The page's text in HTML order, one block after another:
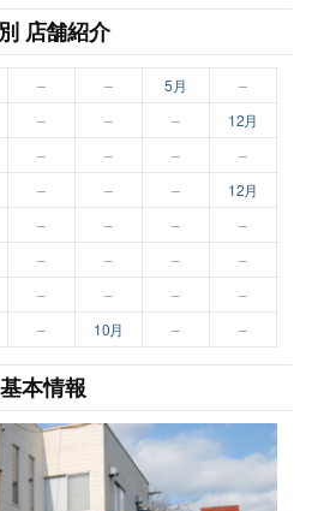
店舗紹介
– – 5月
–
– – – 12月
– – –
–
– – – 12月
– – –
–
– – – –
– – –
–
– 10月 – –
基本情報